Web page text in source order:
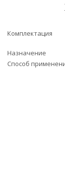
Комплектация
Назначение
Способ